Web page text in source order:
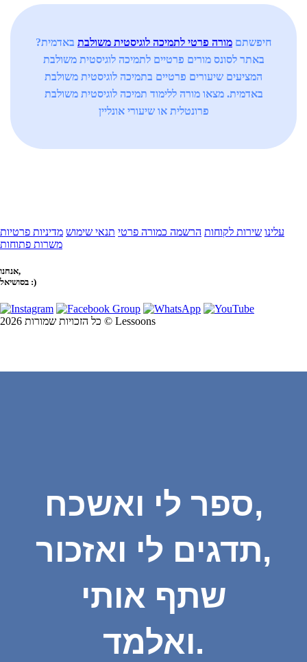
חיפשתם מורה פרטי לתמיכה לוגיסטית משולבת באדמית?
באתר לסונס מורים פרטיים לתמיכה לוגיסטית משולבת
המציעים שיעורים פרטיים בתמיכה לוגיסטית משולבת
באדמית. מצאו מורה ללימוד תמיכה לוגיסטית משולבת
פרונטלית או שיעורי אונליין
עלינו שירות לקוחות הרשמה כמורה פרטי תנאי שימוש מדיניות פרטיות
משרות פתוחות
אנחנו,
בסושיאל :)
כל הזכויות שמורות 2026 © Lessoons
ספר לי ואשכח,
תדגים לי ואזכור,
שתף אותי
ואלמד.